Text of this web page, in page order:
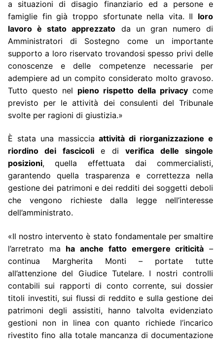
a situazioni di disagio finanziario ed a persone e
famiglie fin già troppo sfortunate nella vita. Il loro
lavoro è stato apprezzato da un gran numero di
Amministratori di Sostegno come un importante
supporto a loro riservato trovandosi spesso privi delle
conoscenze e delle competenze necessarie per
adempiere ad un compito considerato molto gravoso.
Tutto questo nel pieno rispetto della privacy come
previsto per le attività dei consulenti del Tribunale
svolte per ragioni di giustizia.»
È stata una massicciaattività di riorganizzazione e
riordino dei fascicolie diverifica delle singole
posizioni, quella effettuata dai commercialisti,
garantendo quella trasparenza e correttezza nella
gestione dei patrimoni e dei redditi dei soggetti deboli
che vengono richieste dalla legge nell’interesse
dell’amministrato.
«Il nostro intervento è stato fondamentale per smaltire
l’arretrato ma ha anche fatto emergere criticità –
continua Margherita Monti – portate tutte
all’attenzione del Giudice Tutelare. I nostri controlli
contabili sui rapporti di conto corrente, sui dossier
titoli investiti, sui flussi di reddito e sulla gestione dei
patrimoni degli assistiti, hanno talvolta evidenziato
gestioni non in linea con quanto richiede l’incarico
rivestito fino alla totale mancanza di documentazione